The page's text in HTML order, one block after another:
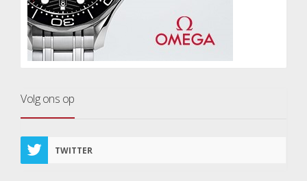
Volg ons op
TWITTER